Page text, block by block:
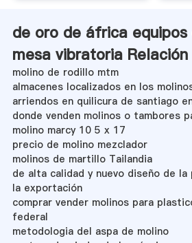
de oro de áfrica
mesa vibratoria Relación
molino de rodillo mtm
almacenes localizados en los
arriendos en quilicura de santiago
donde venden molinos o tambores
molino marcy 10 5 x 17
precio de molino mezclador
molinos de martillo Tailandia
de alta calidad y nuevo diseño de
la exportación
comprar vender molinos para
federal
metodologia del aspa de molino